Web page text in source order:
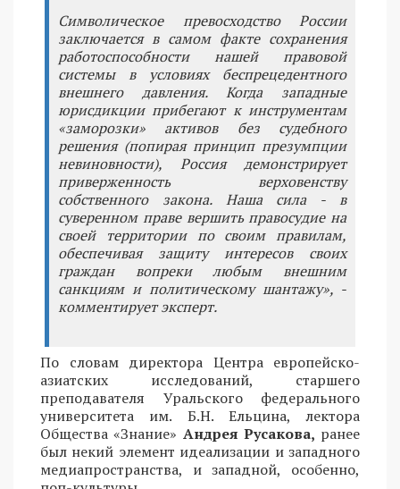
Символическое превосходство России
заключается в самом факте сохранения
работоспособности нашей правовой
системы в условиях беспрецедентного
внешнего давления. Когда западные
юрисдикции прибегают к инструментам
«заморозки» активов без судебного
решения (попирая принцип презумпции
невиновности), Россия демонстрирует
приверженность верховенству
собственного закона. Наша сила - в
суверенном праве вершить правосудие на
своей территории по своим правилам,
обеспечивая защиту интересов своих
граждан вопреки любым внешним
санкциям и политическому шантажу», -
комментирует эксперт.
По словам директора Центра европейско-
азиатских исследований, старшего
преподавателя Уральского федерального
университета им. Б.Н. Ельцина, лектора
Общества «Знание» Андрея Русакова, ранее
был некий элемент идеализации и западного
медиапространства, и западной, особенно,